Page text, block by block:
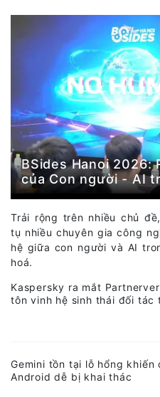
BSides Hanoi 2026:
của Con người - AI
Trải rộng trên nhiều chủ
tụ nhiều chuyên gia công
hệ giữa con người và AI
hoá.
Kaspersky ra mắt
tôn vinh hệ sinh thái đối tác
Gemini tồn tại lỗ hổng khiến
Android dễ bị khai thác